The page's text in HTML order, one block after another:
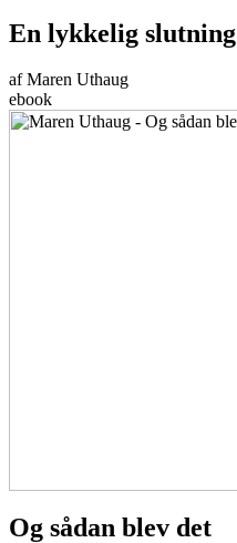
En lykkelig slutning
af Maren Uthaug
ebook
Og sådan blev det